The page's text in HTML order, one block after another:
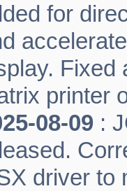
for
Fixed
printer
08-09 :
driver to